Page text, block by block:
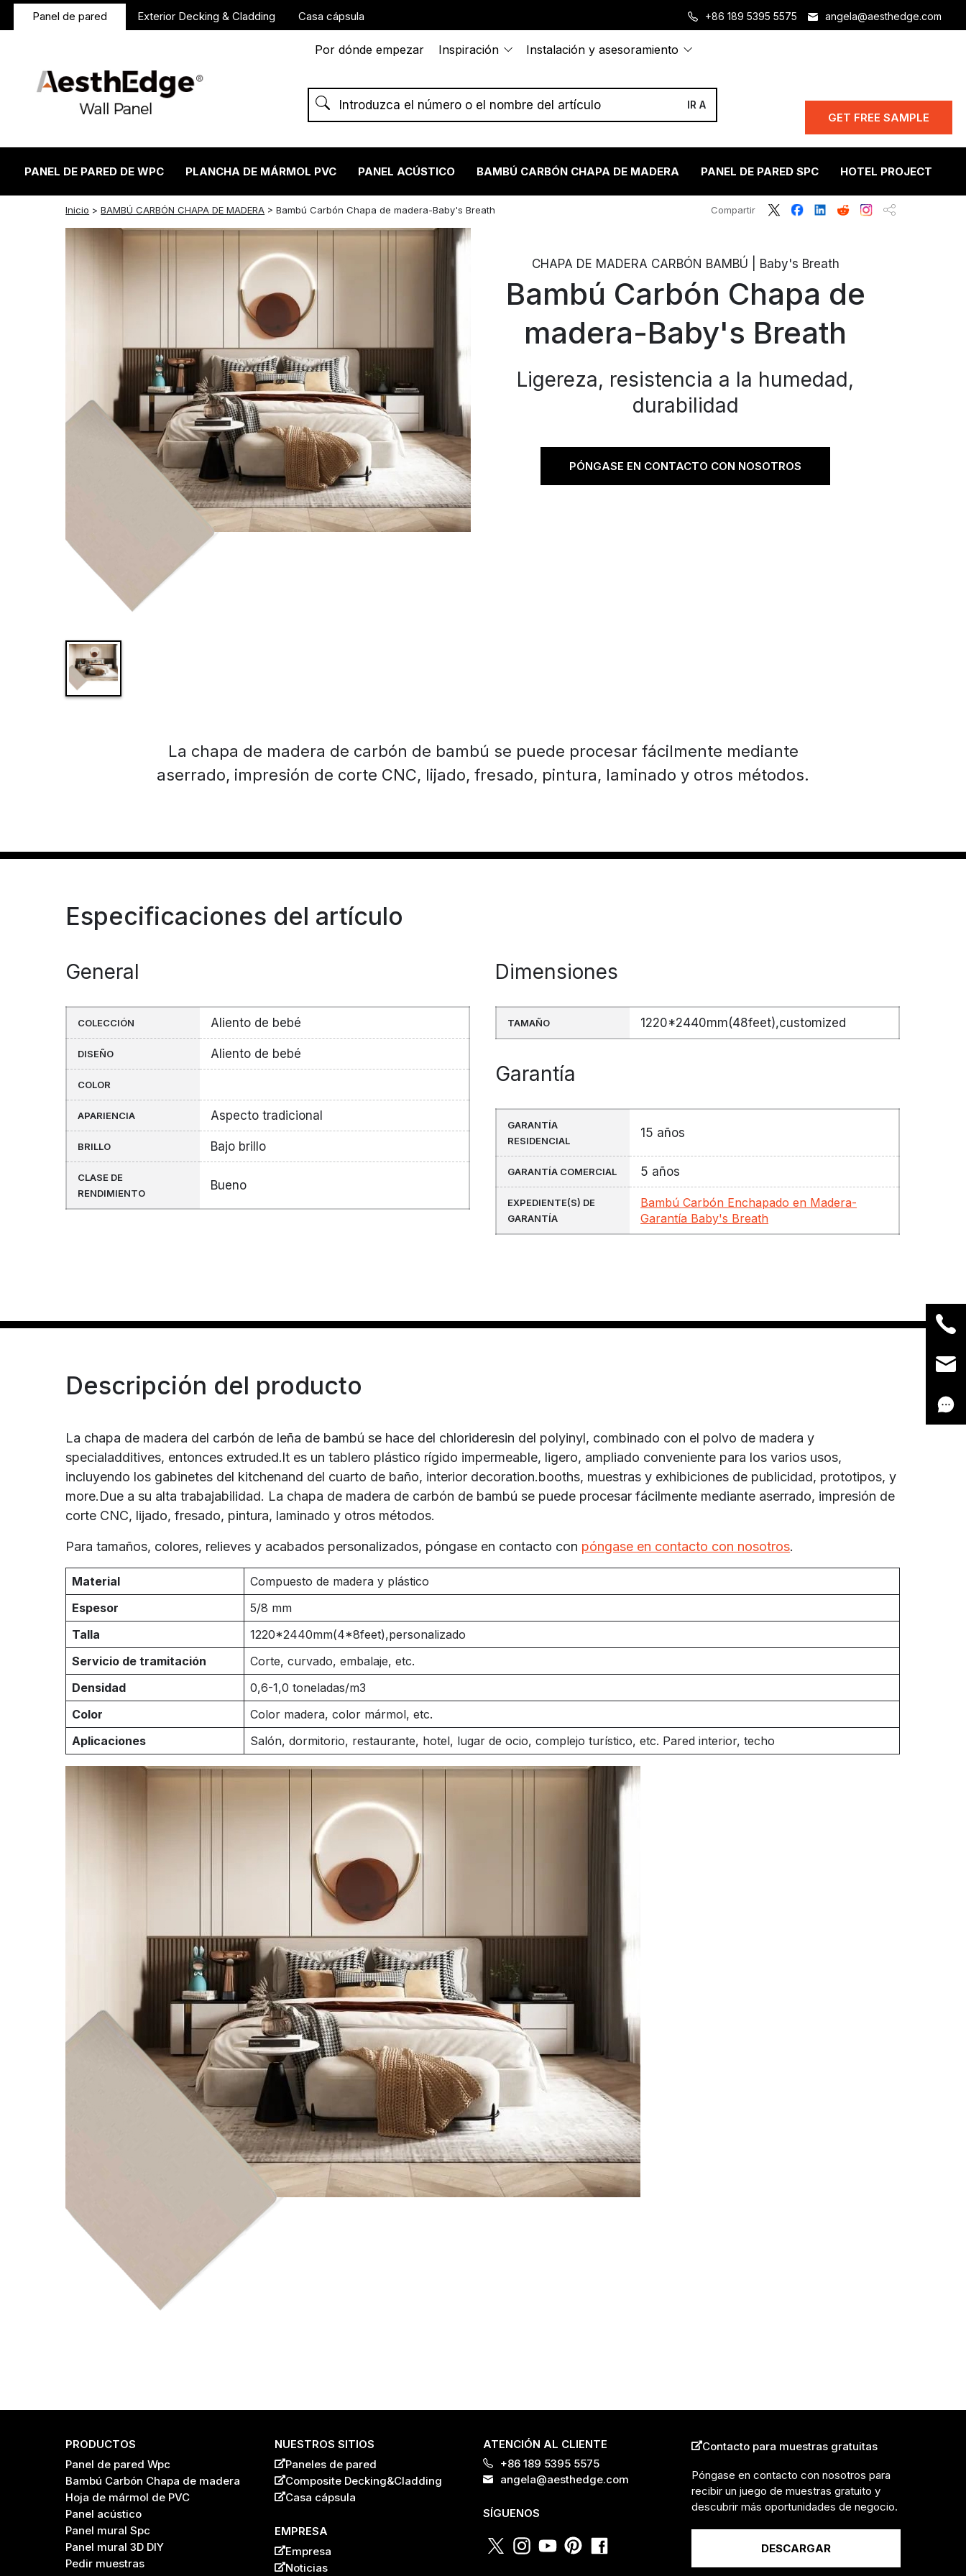
Panel de pared Exterior Decking & Cladding Casa cápsula +86 189 5395 5575 angela@aesthedge.com
Por dónde empezar Inspiración Instalación y asesoramiento
GET FREE SAMPLE
PANEL DE PARED DE WPC PLANCHA DE MÁRMOL PVC PANEL ACÚSTICO BAMBÚ CARBÓN CHAPA DE MADERA PANEL DE PARED SPC HOTEL PROJECT
Inicio >BAMBÚ CARBÓN CHAPA DE MADERA >Bambú Carbón Chapa de madera-Baby's Breath Compartir
twitterfacebook
linkedin
redditinstagram
CHAPA DE MADERA CARBÓN BAMBÚ | Baby's Breath
Bambú Carbón Chapa de
madera-Baby's Breath
Ligereza, resistencia a la humedad,
durabilidad
PÓNGASE EN CONTACTO CON NOSOTROS
La chapa de madera de carbón de bambú se puede procesar fácilmente mediante
aserrado, impresión de corte CNC, lijado, fresado, pintura, laminado y otros métodos.
Especificaciones del artículo
General
COLECCIÓN Aliento de bebé
DISEÑO Aliento de bebé
COLOR
APARIENCIA Aspecto tradicional
BRILLO Bajo brillo
CLASE DE
RENDIMIENTO
Bueno
Dimensiones
TAMAÑO 1220*2440mm(48feet),customized
Garantía
GARANTÍA
RESIDENCIAL
15 años
GARANTÍA COMERCIAL 5 años
EXPEDIENTE(S) DE
GARANTÍA
Bambú Carbón Enchapado en Madera-
Garantía Baby's Breath
Descripción del producto
La chapa de madera del carbón de leña de bambú se hace del chlorideresin del polyinyl, combinado con el polvo de madera y
specialadditives, entonces extruded.lt es un tablero plástico rígido impermeable, ligero, ampliado conveniente para los varios usos,
incluyendo los gabinetes del kitchenand del cuarto de baño, interior decoration.booths, muestras y exhibiciones de publicidad, prototipos, y
more.Due a su alta trabajabilidad. La chapa de madera de carbón de bambú se puede procesar fácilmente mediante aserrado, impresión de
corte CNC, lijado, fresado, pintura, laminado y otros métodos.
Para tamaños, colores, relieves y acabados personalizados, póngase en contacto con póngase en contacto con nosotros.
Material
Compuesto de madera y plástico
Espesor
5/8 mm
Talla
1220*2440mm(4*8feet),personalizado
Servicio de tramitación
Corte, curvado, embalaje, etc.
Densidad
0,6-1,0 toneladas/m3
Color
Color madera, color mármol, etc.
Aplicaciones
Salón, dormitorio, restaurante, hotel, lugar de ocio, complejo turístico, etc. Pared interior, techo
Name*
DIRECCIÓN DE CORREO
ELECTRÓNICO*
PRODUCTOS
Panel de pared Wpc
Bambú Carbón Chapa de madera
Hoja de mármol de PVC
Panel acústico
Panel mural Spc
Panel mural 3D DIY
Pedir muestras
NUESTROS SITIOS
Paneles de pared
Composite Decking&Cladding
Casa cápsula
EMPRESA
Empresa
Noticias
ATENCIÓN AL CLIENTE
+86 189 5395 5575
angela@aesthedge.com
SÍGUENOS
Contacto para muestras gratuitas
Póngase en contacto con nosotros para
recibir un juego de muestras gratuito y
descubrir más oportunidades de negocio.
DESCARGAR